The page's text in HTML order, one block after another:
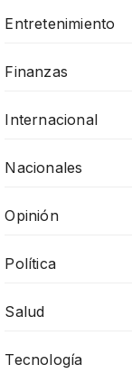
Entretenimiento
Finanzas
Internacional
Nacionales
Opinión
Política
Salud
Tecnología